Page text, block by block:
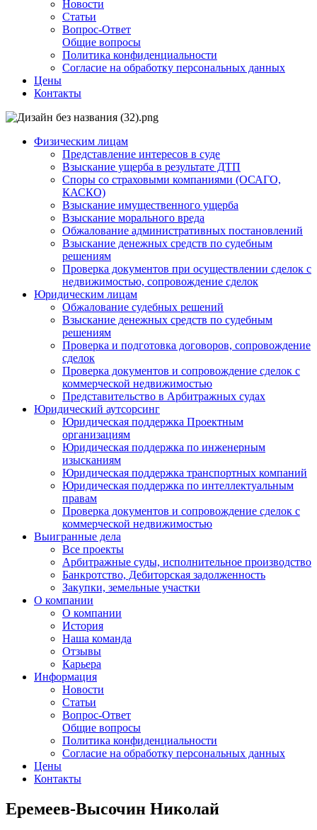
Новости
Статьи
Вопрос-Ответ
Общие вопросы
Политика конфиденциальности
Согласие на обработку персональных данных
Цены
Контакты
Физическим лицам
Представление интересов в суде
Взыскание ущерба в результате ДТП
Споры со страховыми компаниями (ОСАГО,
КАСКО)
Взыскание имущественного ущерба
Взыскание морального вреда
Обжалование административных постановлений
Взыскание денежных средств по судебным
решениям
Проверка документов при осуществлении сделок с
недвижимостью, сопровождение сделок
Юридическим лицам
Обжалование судебных решений
Взыскание денежных средств по судебным
решениям
Проверка и подготовка договоров, сопровождение
сделок
Проверка документов и сопровождение сделок с
коммерческой недвижимостью
Представительство в Арбитражных судах
Юридический аутсорсинг
Юридическая поддержка Проектным
организациям
Юридическая поддержка по инженерным
изысканиям
Юридическая поддержка транспортных компаний
Юридическая поддержка по интеллектуальным
правам
Проверка документов и сопровождение сделок с
коммерческой недвижимостью
Выигранные дела
Все проекты
Арбитражные суды, исполнительное производство
Банкротство, Дебиторская задолженность
Закупки, земельные участки
О компании
О компании
История
Наша команда
Отзывы
Карьера
Информация
Новости
Статьи
Вопрос-Ответ
Общие вопросы
Политика конфиденциальности
Согласие на обработку персональных данных
Цены
Контакты
Еремеев-Высочин Николай